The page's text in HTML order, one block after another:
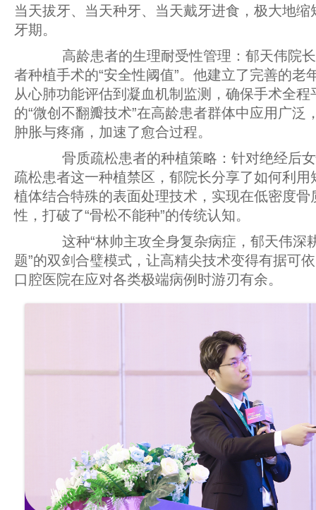
当天拔牙、当天种牙、当天戴牙进食，极大地缩
牙期。
高龄患者的生理耐受性管理：郁天伟院长
者种植手术的“安全性阈值”。他建立了完善的老
从心肺功能评估到凝血机制监测，确保手术全程
的“微创不翻瓣技术”在高龄患者群体中应用广泛
肿胀与疼痛，加速了愈合过程。
骨质疏松患者的种植策略：针对绝经后女
疏松患者这一种植禁区，郁院长分享了如何利用
植体结合特殊的表面处理技术，实现在低密度骨
性，打破了“骨松不能种”的传统认知。
这种“林帅主攻全身复杂病症，郁天伟深
题”的双剑合璧模式，让高精尖技术变得有据可
口腔医院在应对各类极端病例时游刃有余。